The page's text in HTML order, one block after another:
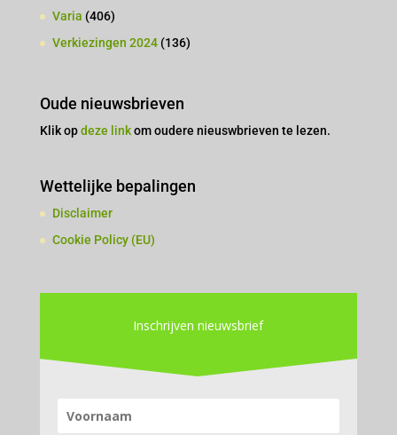
Varia (406)
Verkiezingen 2024(136)
Oude nieuwsbrieven
Klik opdeze linkom oudere nieuswbrieven te lezen.
Wettelijke bepalingen
Disclaimer
Cookie Policy (EU)
Inschrijven nieuwsbrief